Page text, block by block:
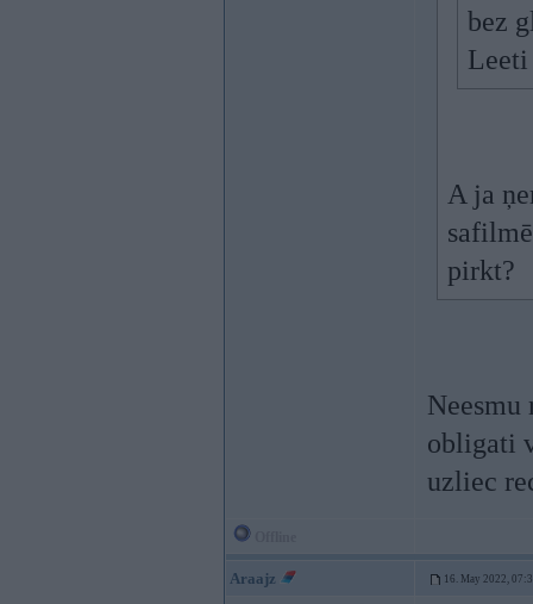
bez
A ja
pirkt?
Neesmu
obligati
uzliec
Araajz 16. May 2022,